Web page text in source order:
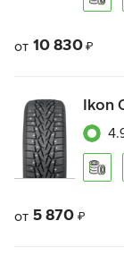
от 10 830 ₽
Ikon
от 5 870 ₽